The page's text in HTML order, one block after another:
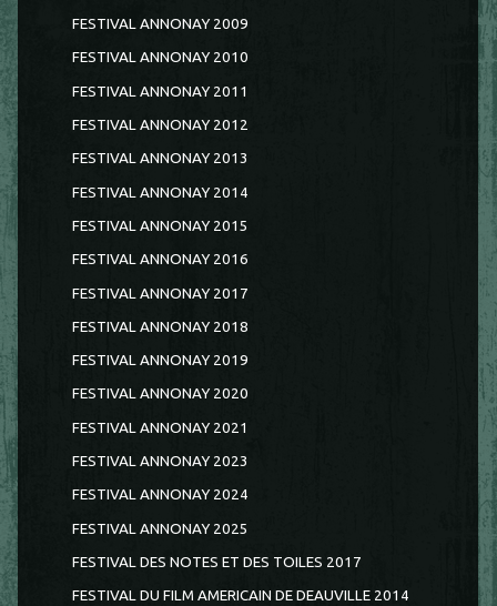
FESTIVAL ANNONAY 2009
FESTIVAL ANNONAY 2010
FESTIVAL ANNONAY 2011
FESTIVAL ANNONAY 2012
FESTIVAL ANNONAY 2013
FESTIVAL ANNONAY 2014
FESTIVAL ANNONAY 2015
FESTIVAL ANNONAY 2016
FESTIVAL ANNONAY 2017
FESTIVAL ANNONAY 2018
FESTIVAL ANNONAY 2019
FESTIVAL ANNONAY 2020
FESTIVAL ANNONAY 2021
FESTIVAL ANNONAY 2023
FESTIVAL ANNONAY 2024
FESTIVAL ANNONAY 2025
FESTIVAL DES NOTES ET DES TOILES 2017
FESTIVAL DU FILM AMERICAIN DE DEAUVILLE 2014